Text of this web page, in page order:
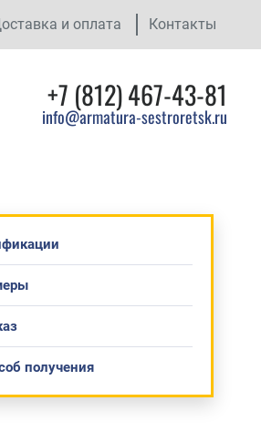
и оплата Контакты
+7 (812) 467-43-81
info@armatura-sestroretsk.ru
получения